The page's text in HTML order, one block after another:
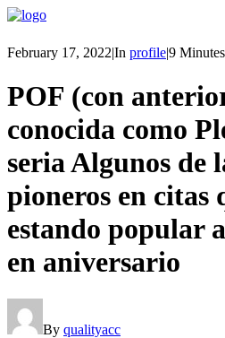
February 17, 2022|In profile|9 Minutes
POF (con
conocida como
seri­a Algunos de
pioneros en citas
estando popular
en aniversario
By qualityacc